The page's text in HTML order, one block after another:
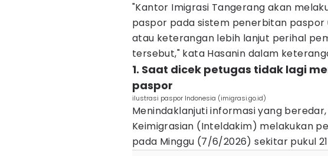
"Kantor Imigrasi Tangerang akan
paspor pada sistem penerbitan
atau keterangan lebih lanjut perihal
tersebut," kata Hasanin dalam
1. Saat dicek petugas tidak lagi
paspor
ilustrasi paspor Indonesia (imigrasi.go.id)
Menindaklanjuti informasi yang
Keimigrasian (Inteldakim) melakukan
pada Minggu (7/6/2026) sekitar pukul